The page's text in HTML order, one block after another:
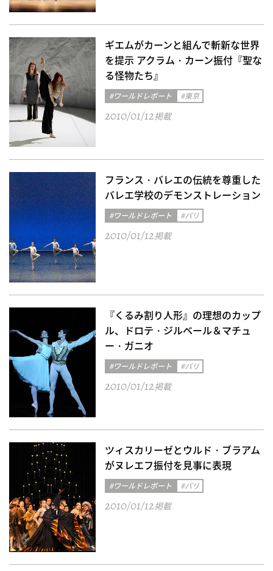
ギエムがカーンと組んで斬新な世界
を提示 アクラム・カーン振付『聖な
る怪物たち』
#ワールドレポート #東京
2010/01/12掲載
フランス・バレエの伝統を尊重した
バレエ学校のデモンストレーション
#ワールドレポート #パリ
2010/01/12掲載
『くるみ割り人形』の理想のカップ
ル、ドロテ・ジルベール＆マチュ
ー・ガニオ
#ワールドレポート #パリ
2010/01/12掲載
ツィスカリーゼとウルド・ブラアム
がヌレエフ振付を見事に表現
#ワールドレポート #パリ
2010/01/12掲載